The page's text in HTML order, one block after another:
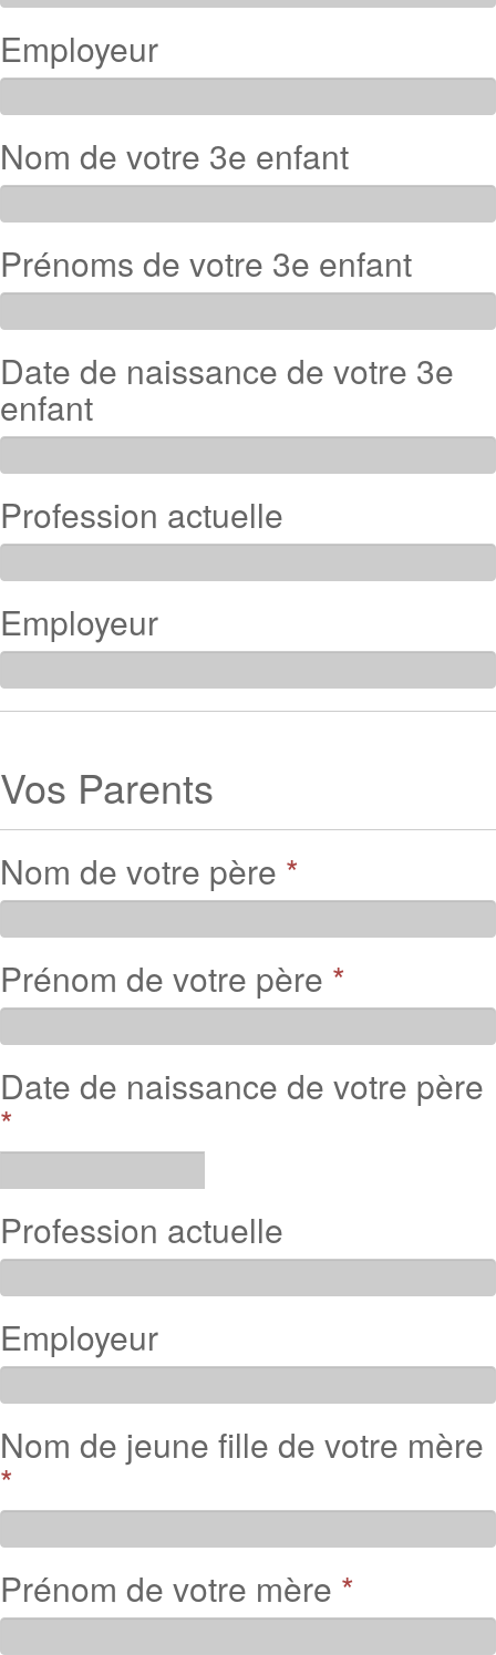
Employeur
Nom de votre 3e enfant
Prénoms de votre 3e enfant
Date de naissance de votre 3e
enfant
Profession actuelle
Employeur
Vos Parents
Nom de votre père *
Prénom de votre père *
Date de naissance de votre père
*
Profession actuelle
Employeur
Nom de jeune fille de votre mère
*
Prénom de votre mère *